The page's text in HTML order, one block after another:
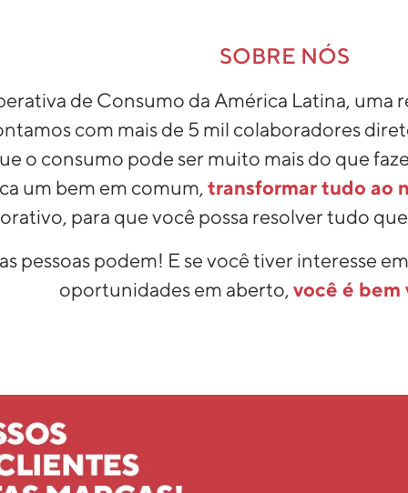
SOBRE NÓS
de Consumo da América Latina, uma
com mais de 5 mil colaboradores
o consumo pode ser muito mais do que
um bem em comum,transformar tudo ao
para que você possa resolver tudo
pessoas podem! E se você tiver interesse
oportunidades em aberto,você é bem